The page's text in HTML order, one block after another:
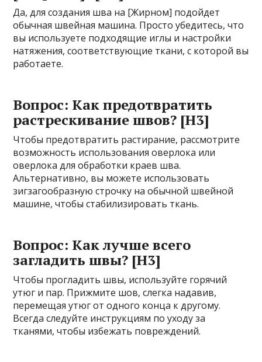
Да, для создания шва на [Жирном] подойдет
обычная швейная машина. Просто убедитесь, что
вы используете подходящие иглы и настройки
натяжения, соответствующие ткани, с которой вы
работаете.
Вопрос: Как предотвратить
растрескивание швов? [H3]
Чтобы предотвратить растирание, рассмотрите
возможность использования оверлока или
оверлока для обработки краев шва.
Альтернативно, вы можете использовать
зигзагообразную строчку на обычной швейной
машине, чтобы стабилизировать ткань.
Вопрос: Как лучше всего
загладить швы? [H3]
Чтобы прогладить швы, используйте горячий
утюг и пар. Прижмите шов, слегка надавив,
перемещая утюг от одного конца к другому.
Всегда следуйте инструкциям по уходу за
тканями, чтобы избежать повреждений.